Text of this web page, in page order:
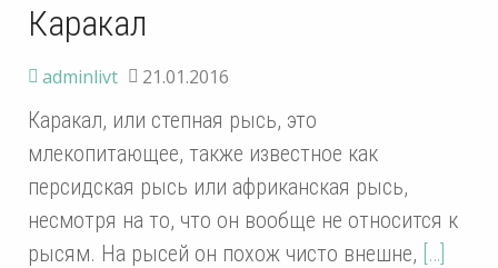
Каракал
adminlivt 21.01.2016
Каракал, или степная рысь, это
млекопитающее, также известное как
персидская рысь или африканская рысь,
несмотря на то, что он вообще не относится к
рысям. На рысей он похож чисто внешне, […]